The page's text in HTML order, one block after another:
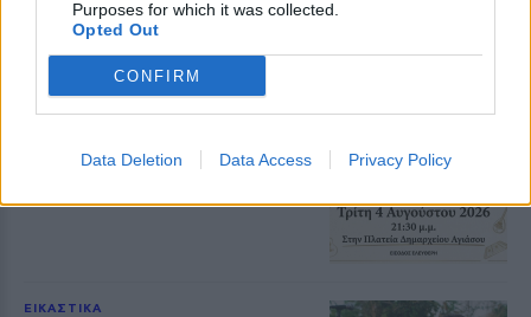
Purposes for which it was collected.
Opted Out
CONFIRM
Data Deletion Data Access Privacy Policy
την Πέμπτη 6 Αυγούστου στον
χώρο «Book and Art»
ΜΟΥΣΙΚΗ
Μουσική βραδιά στην Αγιάσο
«Λεσβιακό Καλοκαίρι 2026» την
είσοδο
ΕΙΚΑΣΤΙΚΑ